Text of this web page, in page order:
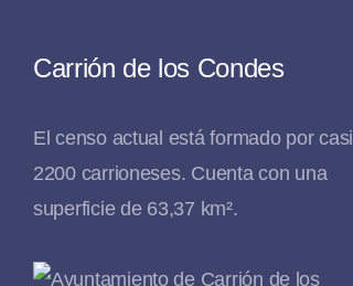
Carrión de los Condes
El censo actual está formado por casi
2200 carrioneses. Cuenta con una
superficie de 63,37 km².